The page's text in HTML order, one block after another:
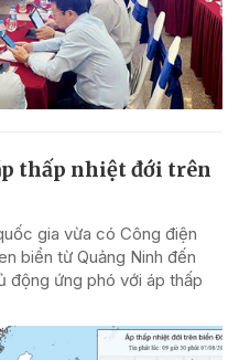
thấp nhiệt đới trên
gia vừa có Công điện
biển từ Quảng Ninh đến
động ứng phó với áp thấp